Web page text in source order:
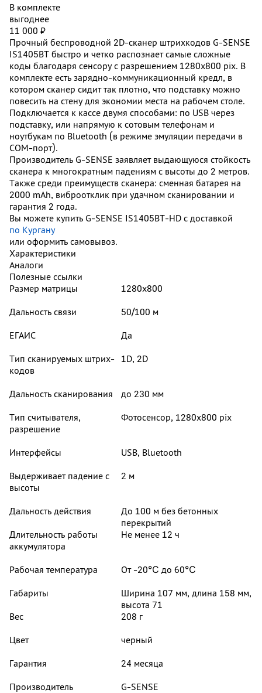
В комплекте
выгоднее
11 000 ₽
Прочный беспроводной 2D-сканер штрихкодов G-SENSE
IS1405BT быстро и четко распознает самые сложные
коды благодаря сенсору с разрешением 1280x800 pix. В
комплекте есть зарядно-коммуникационный кредл, в
котором сканер сидит так плотно, что подставку можно
повесить на стену для экономии места на рабочем столе.
Подключается к кассе двумя способами: по USB через
подставку, или напрямую к сотовым телефонам и
ноутбукам по Bluetooth (в режиме эмуляции передачи в
COM-порт).
Производитель G-SENSE заявляет выдающуюся стойкость
сканера к многократным падениям с высоты до 2 метров.
Также среди преимуществ сканера: сменная батарея на
2000 mAh, виброотклик при удачном сканировании и
гарантия 2 года.
Вы можете купить G-SENSE IS1405BT-HD с доставкой
по Кургану
или оформить самовывоз.
Характеристики
Аналоги
Полезные ссылки
Размер матрицы
1280х800
Дальность связи
50/100 м
ЕГАИС
Да
Тип сканируемых штрих-
кодов
1D, 2D
Дальность сканирования
до 230 мм
Тип считывателя,
разрешение
Фотосенсор, 1280x800 pix
Интерфейсы
USB, Bluetooth
Выдерживает падение с
высоты
2 м
Дальность действия
До 100 м без бетонных
перекрытий
Длительность работы
аккумулятора
Не менее 12 ч
Рабочая температура
От -20℃ до 60℃
Габариты
Ширина 107 мм, длина 158 мм,
высота 71
Вес
208 г
Цвет
черный
Гарантия
24 месяца
Производитель
G-SENSE